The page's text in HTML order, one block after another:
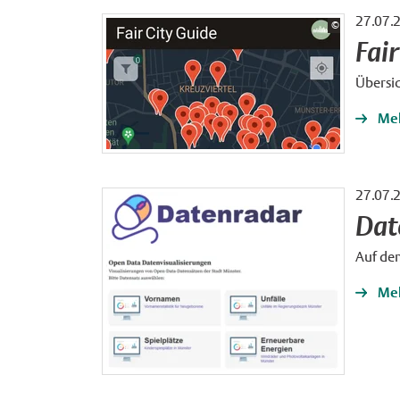
© Bildrechte:
Fair City
Auf